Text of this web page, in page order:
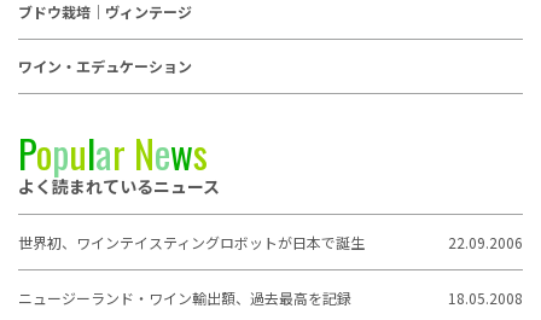
ブドウ栽培｜ヴィンテージ
ワイン・エデュケーション
Popular News
よく読まれているニュース
世界初、ワインテイスティングロボットが日本で誕生 22.09.2006
ニュージーランド・ワイン輸出額、過去最高を記録 18.05.2008